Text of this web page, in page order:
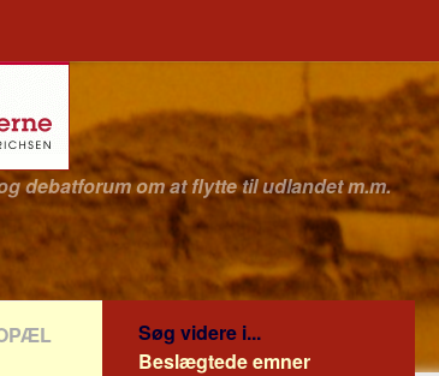
debatforum om at flytte til udlandet m.m.
Søg videre i...
Beslægtede emner